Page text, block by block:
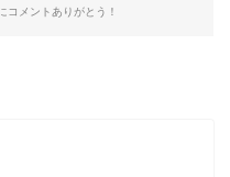
コメントありがとう！